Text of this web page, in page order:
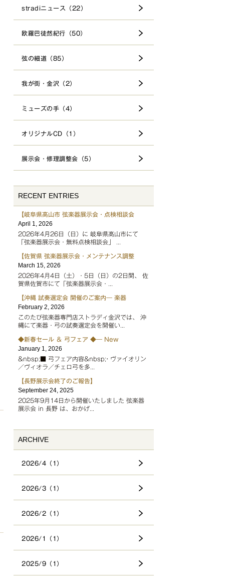
stradiニュース（22）
欧羅巴徒然紀行（50）
弦の細道（85）
我が街・金沢（2）
ミューズの手（4）
オリジナルCD（1）
展示会・修理調整会（5）
RECENT ENTRIES
【岐阜県高山市 弦楽器展示会・点検相談会
April 1, 2026
2026年4月26日（日）に 岐阜県高山市にて
「弦楽器展示会・無料点検相談会」 ...
【佐賀県 弦楽器展示会・メンテナンス調整
March 15, 2026
2026年4月4日（土）・5日（日）の2日間、 佐
賀県佐賀市にて「弦楽器展示会・...
【沖縄 試奏選定会 開催のご案内― 楽器
February 2, 2026
このたび弦楽器専門店ストラディ金沢では、 沖
縄にて楽器・弓の試奏選定会を開催い...
◆新春セール ＆ 弓フェア ◆― New
January 1, 2026
&nbsp;■ 弓フェア内容&nbsp;• ヴァイオリン
／ヴィオラ／チェロ弓を多...
【長野展示会終了のご報告】
September 24, 2025
2025年9月14日から開催いたしました 弦楽器
展示会 in 長野 は、おかげ...
ARCHIVE
2026/4（1）
2026/3（1）
2026/2（1）
2026/1（1）
2025/9（1）